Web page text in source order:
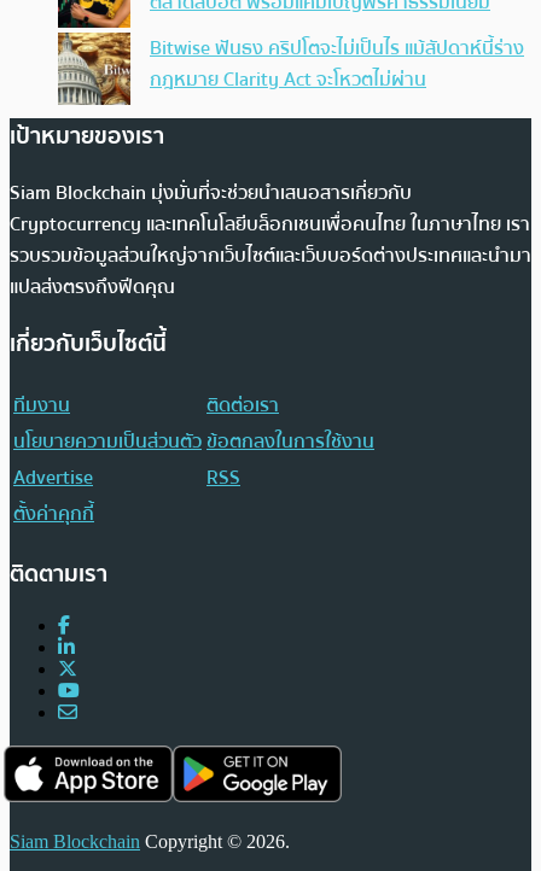
Bitwise ฟันธง คริปโตจะไม่เป็นไร แม้สัปดาห์นี้ร่าง
กฎหมาย Clarity Act จะโหวตไม่ผ่าน
เป้าหมายของเรา
Siam Blockchain มุ่งมั่นที่จะช่วยนำเสนอสารเกี่ยวกับ
Cryptocurrency และเทคโนโลยีบล็อกเชนเพื่อคนไทย ในภาษาไทย เรา
รวบรวมข้อมูลส่วนใหญ่จากเว็บไซต์และเว็บบอร์ดต่างประเทศและนำมา
แปลส่งตรงถึงฟีดคุณ
เกี่ยวกับเว็บไซต์นี้
ทีมงาน
ติดต่อเรา
นโยบายความเป็นส่วนตัวข้อตกลงในการใช้งาน
Advertise
RSS
ตั้งค่าคุกกี้
ติดตามเรา
Siam Blockchain Copyright © 2026.